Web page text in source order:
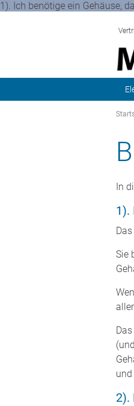
1). Ich benötige ein Gehäuse,
In
1).
Sie
2).